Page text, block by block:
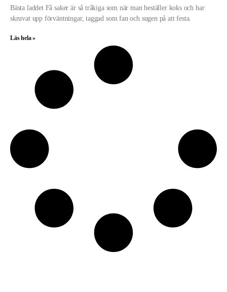
Bästa laddet Få saker är så tråkiga som när man beställer koks och har
skruvat upp förväntningar, taggad som fan och sugen på att festa.
Läs hela »